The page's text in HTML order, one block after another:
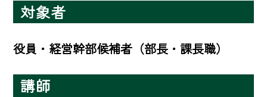
対象者
役員・経営幹部候補者（部長・課長職）
講師